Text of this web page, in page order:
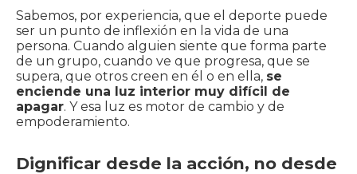
Sabemos, por experiencia, que el deporte puede
ser un punto de inflexión en la vida de una
persona. Cuando alguien siente que forma parte
de un grupo, cuando ve que progresa, que se
supera, que otros creen en él o en ella, se
enciende una luz interior muy difícil de
apagar. Y esa luz es motor de cambio y de
empoderamiento.
Dignificar desde la acción, no desde